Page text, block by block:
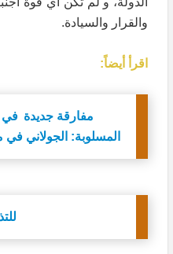
والقرار والسيادة.
اقرأ أيضاً:
مفارقة جديدة في
المسلوبة: الجولاني